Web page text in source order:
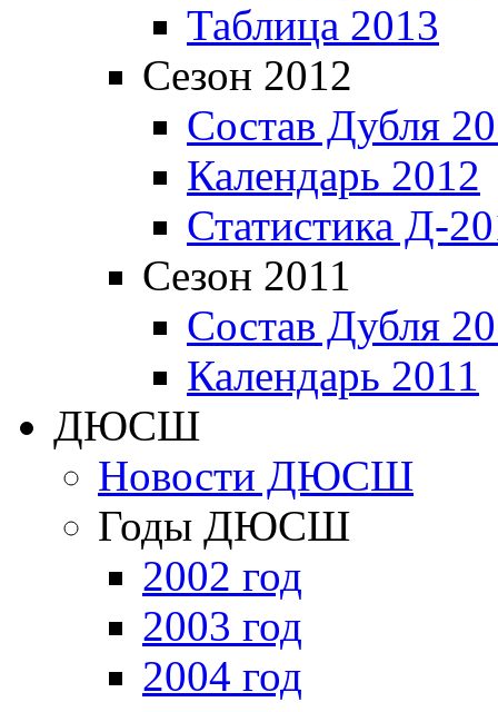
Таблица 2013
Сезон 2012
Состав Дубля
Календарь 2012
Статистика Д-
Сезон 2011
Состав Дубля
Календарь 2011
ДЮСШ
Новости ДЮСШ
Годы ДЮСШ
2002 год
2003 год
2004 год